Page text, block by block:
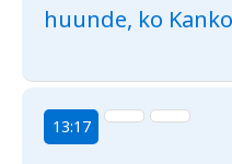
huunde, ko
13:17